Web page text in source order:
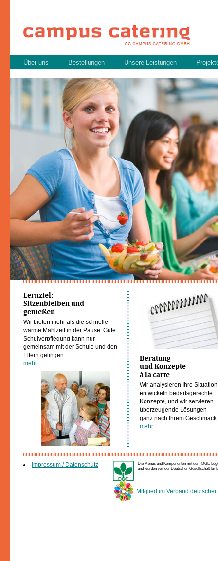
Über uns Bestellungen Unsere Leistungen
Lernziel:
Sitzenbleiben und
genießen
Wir bieten mehr als die schnelle
warme Mahlzeit in der Pause. Gute
Schulverpflegung kann nur
gemeinsam mit der Schule und den
Eltern gelingen.
mehr
Beratung
und Konzepte
à la carte
Wir analysieren Ihre
entwickeln bedarfsgerechte
Konzepte, und wir servieren
überzeugende Lösungen
ganz nach Ihrem Geschmack.
mehr
Die Menüs und Komponenten mit dem DGE-
und wurden von der Deutschen Gesellschaft
Mitglied im Verband
Impressum / Datenschutz